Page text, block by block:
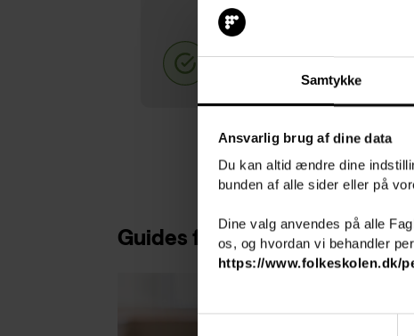
Samtykke
Ansvarlig brug af dine data
Du kan altid ændre dine
bunden af alle sider eller på
Dine valg anvendes på alle
os, og hvordan vi behandler
https://www.folkeskolen.dk/
Pris 4.020,-
Guides fra folkeskolen.dk